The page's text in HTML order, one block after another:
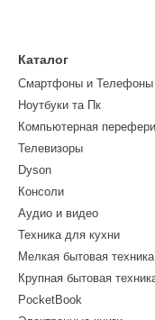
Каталог
Смартфоны и Телефоны
Ноутбуки та Пк
Компьютерная
Телевизоры
Dyson
Консоли
Аудио и видео
Техника для кухни
Мелкая бытовая техника
Крупная бытовая
PocketBook